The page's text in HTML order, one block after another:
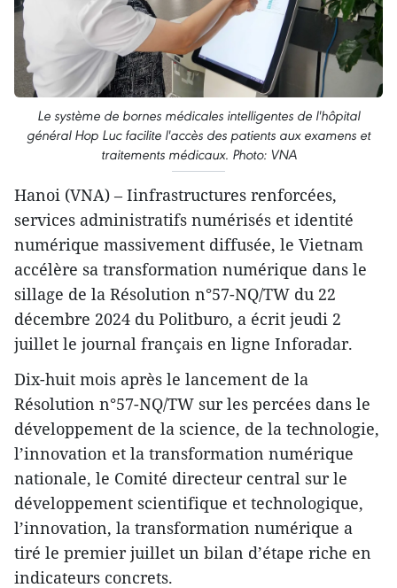
Le système de bornes médicales intelligentes de l'hôpital
général Hop Luc facilite l'accès des patients aux examens et
traitements médicaux. Photo: VNA
Hanoi (VNA) – Iinfrastructures renforcées,
services administratifs numérisés et identité
numérique massivement diffusée, le Vietnam
accélère sa transformation numérique dans le
sillage de la Résolution n°57-NQ/TW du 22
décembre 2024 du Politburo, a écrit jeudi 2
juillet le journal français en ligne Inforadar.
Dix-huit mois après le lancement de la
Résolution n°57-NQ/TW sur les percées dans le
développement de la science, de la technologie,
l’innovation et la transformation numérique
nationale, le Comité directeur central sur le
développement scientifique et technologique,
l’innovation, la transformation numérique a
tiré le premier juillet un bilan d’étape riche en
indicateurs concrets.